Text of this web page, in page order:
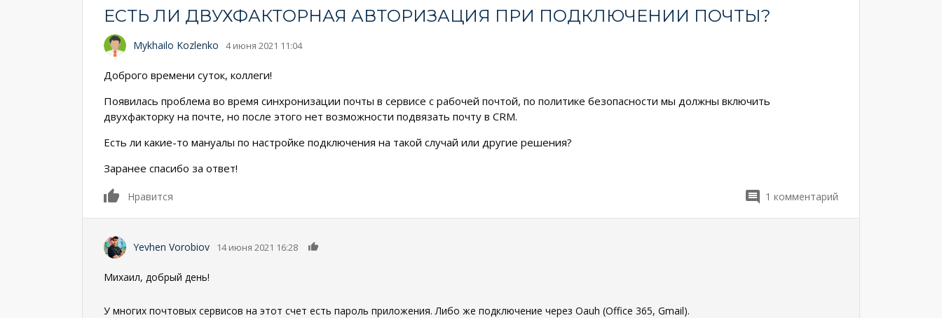
ЕСТЬ ЛИ ДВУХФАКТОРНАЯ АВТОРИЗАЦИЯ ПРИ ПОДКЛЮЧЕНИИ ПОЧТЫ?
Mykhailo Kozlenko 4 июня 2021 11:04
Доброго времени суток, коллеги!
Появилась проблема во время синхронизации почты в сервисе с рабочей почтой, по политике безопасности мы должны включить
двухфакторку на почте, но после этого нет возможности подвязать почту в CRM.
Есть ли какие-то мануалы по настройке подключения на такой случай или другие решения?
Заранее спасибо за ответ!
0
Нравится 1 комментарий
Yevhen Vorobiov 14 июня 2021 16:28
Михаил, добрый день!
У многих почтовых сервисов на этот счет есть пароль приложения. Либо же подключение через Oauh (Office 365, Gmail).